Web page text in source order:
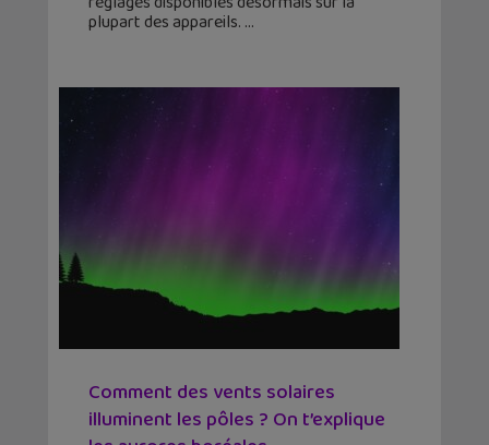
plupart des appareils.
Comment des vents solaires
illuminent les pôles ? On t’explique